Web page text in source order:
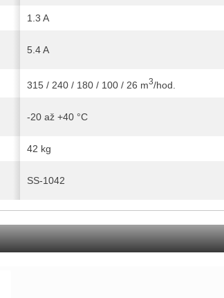
1.3 A
5.4 A
315 / 240 / 180 / 100 / 26 m3/hod.
-20 až +40 °C
42 kg
SS-1042